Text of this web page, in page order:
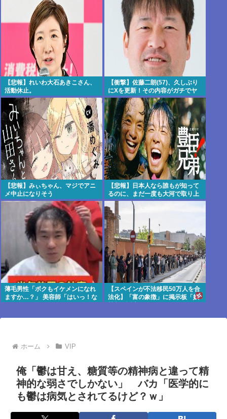
【悲報】れいわ大石あきこさん、
活動休止。
【衝撃】佐藤二朗(57)、久しぶり
にXを更新！その内容がガチでヤ
バすぎる…
【悲報】みぃちゃん、マジでアニ
メ中止になりそう
【悲報】日本人なら誰もが知って
るのに、まだ一度も大河で取り上
げられてない歴史上の人物
薄毛男性「ボクもイケメンになれ
ますか…？」 美容師「はいっ！な
【スペインが不法移民50万人を合
法化】「富の象徴」に掲示板「奴
ホーム VIP
俺「鬱は甘え、糖質等の精神病と違って精
神的な弱さでしかない」 バカ「医学的に
も鬱は病気とされてるけど？ｗ」